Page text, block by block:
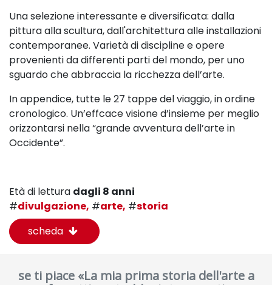
Una selezione interessante e diversificata: dalla
pittura alla scultura, dall'architettura alle installazioni
contemporanee. Varietà di discipline e opere
provenienti dadifferenti parti del mondo, per uno
sguardo che abbraccia la ricchezza dell’arte.
In appendice, tutte le 27 tappe del viaggio, in ordine
cronologico. Un’effcace visione d’insieme per meglio
orizzontarsi nella “grande avventura dell’arte in
Occidente”.
Età di lettura dagli 8 anni
#divulgazione, #arte, #storia
scheda
se ti piace «La mia prima storia dell'arte a